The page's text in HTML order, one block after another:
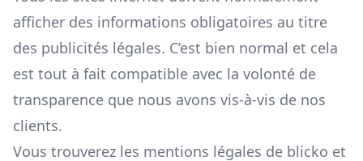
afficher des informations obligatoires au titre
des publicités légales. C’est bien normal et cela
est tout à fait compatible avec la volonté de
transparence que nous avons vis-à-vis de nos
clients.
Vous trouverez les mentions légales de blicko et